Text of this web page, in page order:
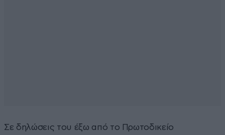
Σε δηλώσεις του έξω από το Πρωτοδικείο